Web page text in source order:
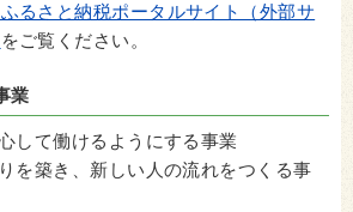
るさと納税ポータルサイト（外部サ
をご覧ください。
業
して働けるようにする事業
を築き、新しい人の流れをつくる事